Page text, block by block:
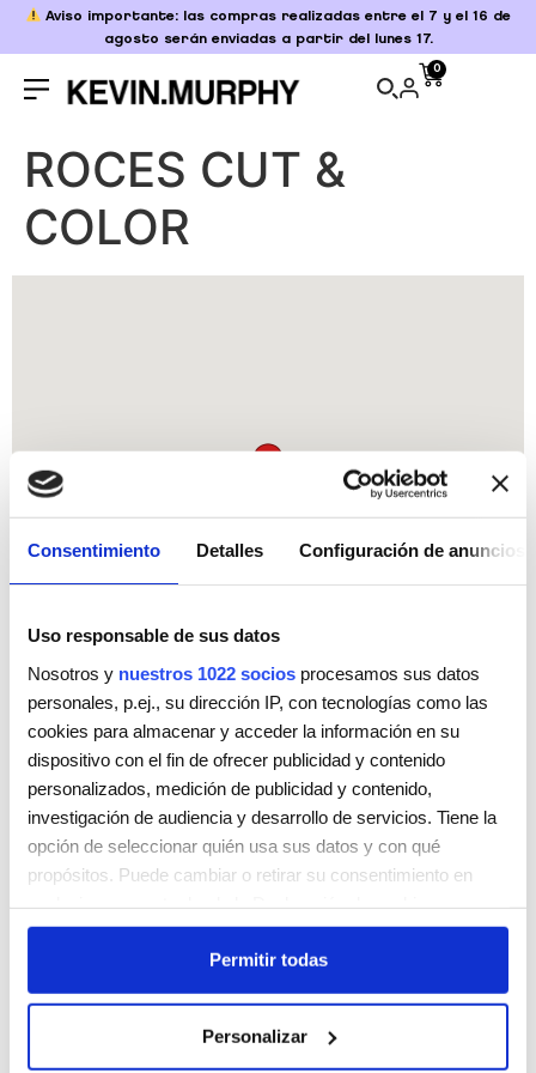
Consentimiento Detalles Configuración de anuncios
Uso responsable de sus datos
Nosotros y nuestros 1022 socios procesamos sus datos
personales, p.ej., su dirección IP, con tecnologías como las
cookies para almacenar y acceder la información en su
dispositivo con el fin de ofrecer publicidad y contenido
personalizados, medición de publicidad y contenido,
investigación de audiencia y desarrollo de servicios. Tiene la
opción de seleccionar quién usa sus datos y con qué
propósitos. Puede cambiar o retirar su consentimiento en
clicando en el Menú de consentimiento.
Si lo permite, también quisiéramos:
que puede tener una precisión de varios metros
Permitir todas
Personalizar
Aviso importante: las compras realizadas entre el 7 y el 16 de
agosto serán enviadas a partir del lunes 17.
0
ROCES CUT &
COLOR
ROCES CUT & COLOR
C. de Hermosilla, 101
Madrid28006
España
Teléfono: 914351346 / 619203128
Lunes
10:00 AM - 8:30 PM
10:00 AM - 8:30 PM
Jueves
10:00 AM - 8:30 PM
9:00 AM - 9:00 PM